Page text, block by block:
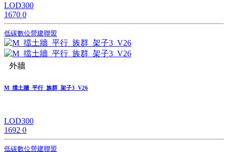
LOD300
1670 0
低碳數位營建聯盟
外牆
M_擋土牆_平行_族群_架子3_V26
LOD300
1692 0
低碳數位營建聯盟